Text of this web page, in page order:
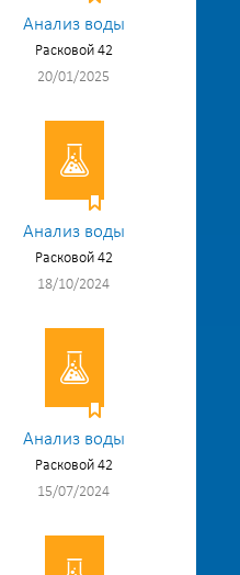
Анализ воды
Расковой 42
20/01/2025
Анализ воды
Расковой 42
18/10/2024
Анализ воды
Расковой 42
15/07/2024